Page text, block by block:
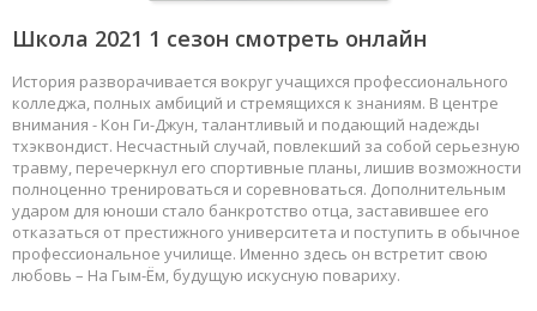
Школа 2021 1 сезон смотреть онлайн
История разворачивается вокруг учащихся профессионального
колледжа, полных амбиций и стремящихся к знаниям. В центре
внимания - Кон Ги-Джун, талантливый и подающий надежды
тхэквондист. Несчастный случай, повлекший за собой серьезную
травму, перечеркнул его спортивные планы, лишив возможности
полноценно тренироваться и соревноваться. Дополнительным
ударом для юноши стало банкротство отца, заставившее его
отказаться от престижного университета и поступить в обычное
профессиональное училище. Именно здесь он встретит свою
любовь – На Гым-Ём, будущую искусную повариху.